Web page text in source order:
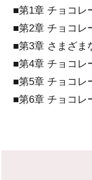
■第1章 チョコレ
■第2章 チョコレ
■第3章 さまざま
■第4章 チョコレ
■第5章 チョコレ
■第6章 チョコレ